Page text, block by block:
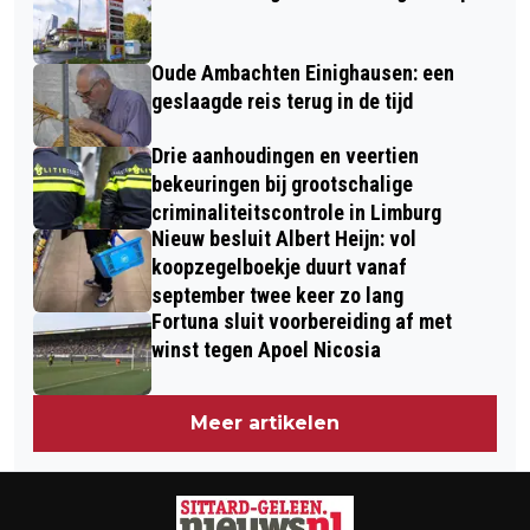
MONUMENTEN
Oude Ambachten Einighausen: een
geslaagde reis terug in de tijd
Drie aanhoudingen en veertien
bekeuringen bij grootschalige
criminaliteitscontrole in Limburg
Nieuw besluit Albert Heijn: vol
koopzegelboekje duurt vanaf
september twee keer zo lang
Fortuna sluit voorbereiding af met
winst tegen Apoel Nicosia
Meer artikelen